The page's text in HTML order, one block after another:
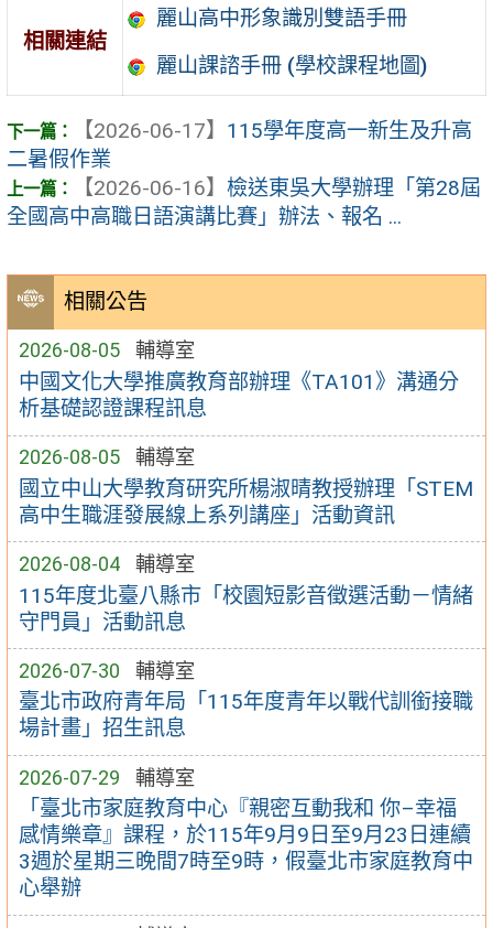
相關公告
2026-08-05 輔導室
中國文化大學推廣教育部辦理《TA101》溝通分
析基礎認證課程訊息
2026-08-05 輔導室
國立中山大學教育研究所楊淑晴教授辦理「STEM
高中生職涯發展線上系列講座」活動資訊
2026-08-04 輔導室
115年度北臺八縣市「校園短影音徵選活動－情緒
守門員」活動訊息
2026-07-30 輔導室
臺北市政府青年局「115年度青年以戰代訓銜接職
場計畫」招生訊息
2026-07-29 輔導室
「臺北市家庭教育中心『親密互動我和 你–幸福
感情樂章』課程，於115年9月9日至9月23日連續
3週於星期三晚間7時至9時，假臺北市家庭教育中
心舉辦
相關連結
麗山高中形象識別雙語手冊
麗山課諮手冊 (學校課程地圖)
【2026-06-17】 115學年度高一新生及升高
二暑假作業
【2026-06-16】 檢送東吳大學辦理「第28屆
全國高中高職日語演講比賽」辦法、報名 ...